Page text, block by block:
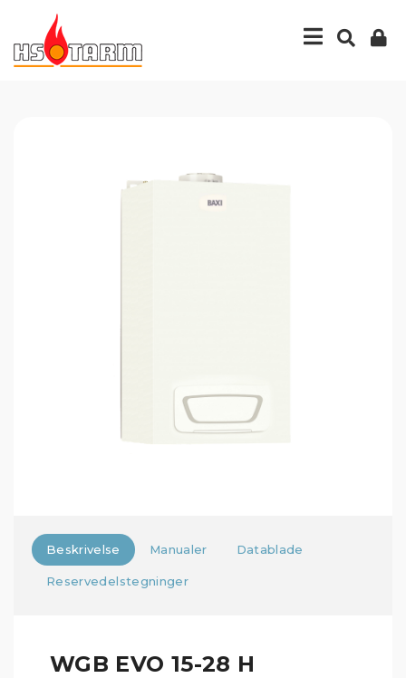
Beskrivelse Manualer Datablade
Reservedelstegninger
WGB EVO 15-28 H